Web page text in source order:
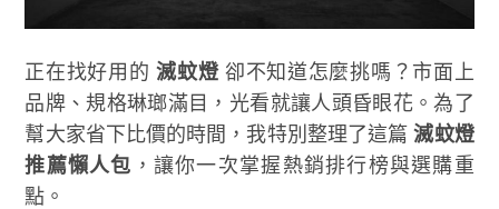
正在找好用的滅蚊燈卻不知道怎麼挑嗎？市面上
品牌、規格琳瑯滿目，光看就讓人頭昏眼花。為了
幫大家省下比價的時間，我特別整理了這篇滅蚊燈
推薦懶人包 ，讓你一次掌握熱銷排行榜與選購重
點。